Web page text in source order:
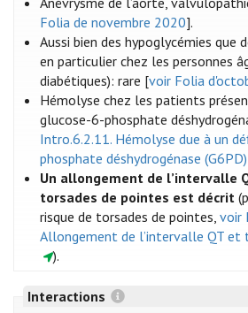
Folia de novembre 2020].
Aussi bien des hypoglycémies que
en particulier chez les personnes
diabétiques): rare [voir Folia
Hémolyse chez les patients
glucose-6-phosphate
Intro.6.2.11. Hémolyse due à un
phosphate déshydrogénase (G6PD)
Un allongement de l’intervalle
torsades de pointes est décrit
risque de torsades de pointes,voir
Allongement de l’intervalle QT et
).
Interactions